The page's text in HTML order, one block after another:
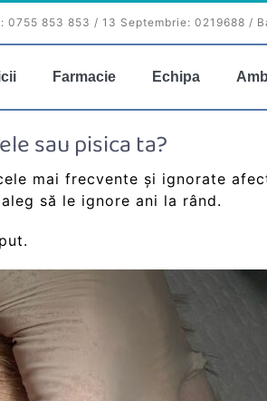
0755 853 853 / 13 Septembrie: 0219688 /
Farmacie Echipa
sau pisica ta?
mai frecvente și ignorate
să le ignore ani la rând.